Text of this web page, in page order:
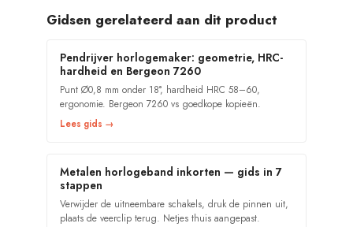
Gidsen gerelateerd aan dit product
Pendrijver horlogemaker: geometrie, HRC-
hardheid en Bergeon 7260
Punt Ø0,8 mm onder 18°, hardheid HRC 58–60,
ergonomie. Bergeon 7260 vs goedkope kopieën.
Lees gids →
Metalen horlogeband inkorten — gids in 7
stappen
Verwijder de uitneembare schakels, druk de pinnen uit,
plaats de veerclip terug. Netjes thuis aangepast.